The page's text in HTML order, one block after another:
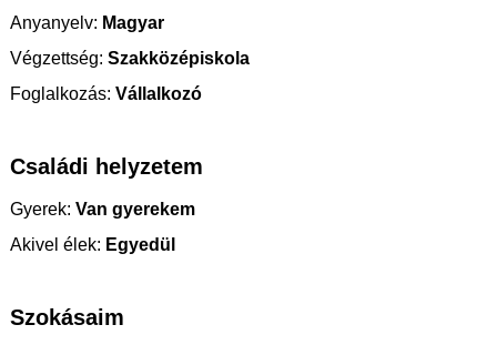
Anyanyelv: Magyar
Végzettség: Szakközépiskola
Foglalkozás: Vállalkozó
Családi helyzetem
Gyerek: Van gyerekem
Akivel élek: Egyedül
Szokásaim